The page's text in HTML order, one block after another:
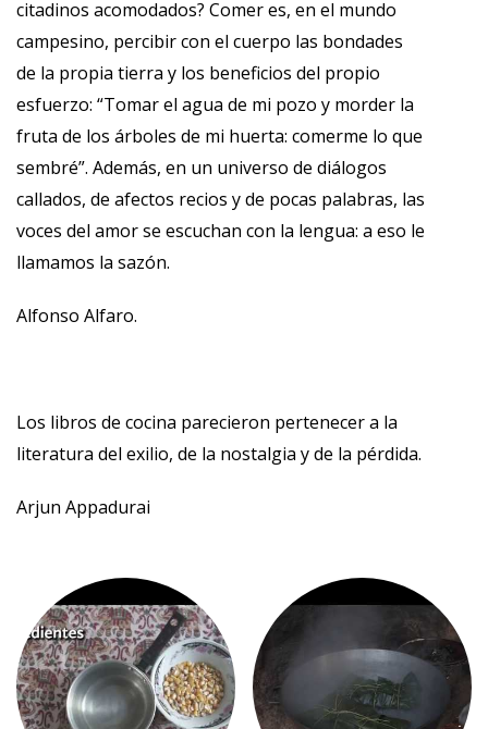
citadinos acomodados? Comer es, en el mundo
campesino, percibir con el cuerpo las bondades
de la propia tierra y los beneficios del propio
esfuerzo: “Tomar el agua de mi pozo y morder la
fruta de los árboles de mi huerta: comerme lo que
sembré”. Además, en un universo de diálogos
callados, de afectos recios y de pocas palabras, las
voces del amor se escuchan con la lengua: a eso le
llamamos la sazón.
Alfonso Alfaro.
Los libros de cocina parecieron pertenecer a la
literatura del exilio, de la nostalgia y de la pérdida.
Arjun Appadurai